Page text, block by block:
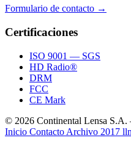
Formulario de contacto →
Certificaciones
ISO 9001 — SGS
HD Radio®
DRM
FCC
CE Mark
© 2026 Continental Lensa S.A.
Inicio Contacto Archivo 2017